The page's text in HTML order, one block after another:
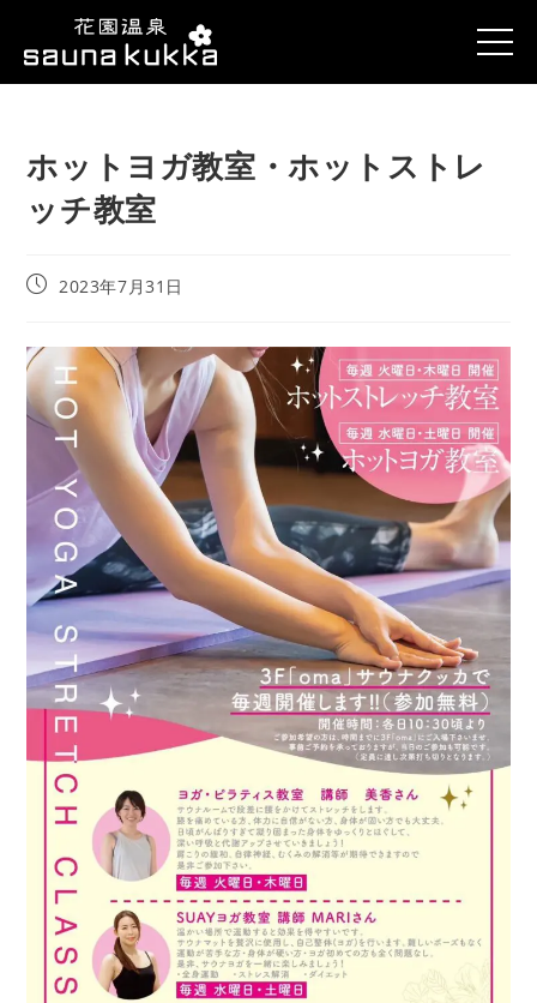
ホットヨガ教室・ホットストレ
ッチ教室
2023年7月31日